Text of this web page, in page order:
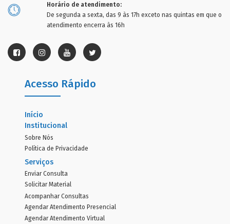
Horário de atendimento:
De segunda a sexta, das 9 às 17h exceto nas quintas em que o
atendimento encerra às 16h
Acesso Rápido
Início
Institucional
Sobre Nós
Política de Privacidade
Serviços
Enviar Consulta
Solicitar Material
Acompanhar Consultas
Agendar Atendimento Presencial
Agendar Atendimento Virtual